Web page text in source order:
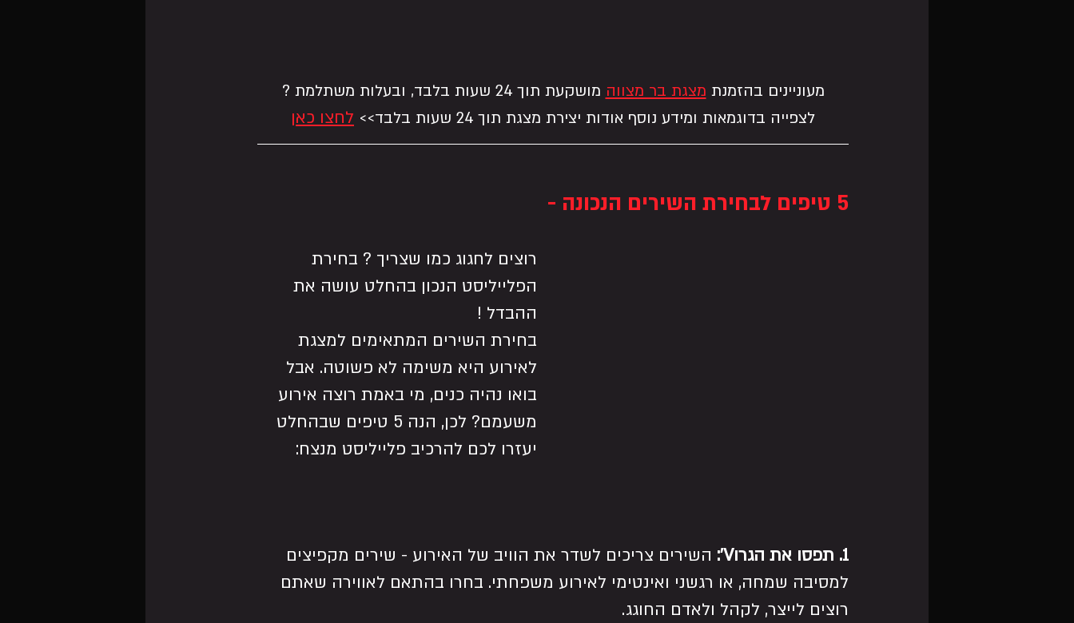
מעוניינים בהזמנת מצגת בר מצווה מושקעת תוך 24 שעות בלבד, ובעלות משתלמת ?
לצפייה בדוגמאות ומידע נוסף אודות יצירת מצגת תוך 24 שעות בלבד>>
לחצו כאן
5 טיפים לבחירת השירים הנכונה -
רוצים לחגוג כמו שצריך ? בחירת
הפלייליסט הנכון בהחלט עושה את
ההבדל !
בחירת השירים המתאימים למצגת
לאירוע היא משימה לא פשוטה. אבל
בואו נהיה כנים, מי באמת רוצה אירוע
משעמם? לכן, הנה 5 טיפים שבהחלט
יעזרו לכם להרכיב פלייליסט מנצח:
1. תפסו את הגרוV':
השירים צריכים לשדר את הוויב של האירוע - שירים מקפיצים
למסיבה שמחה, או רגשני ואינטימי לאירוע משפחתי. בחרו בהתאם לאווירה שאתם
רוצים לייצר, לקהל ולאדם החוגג.